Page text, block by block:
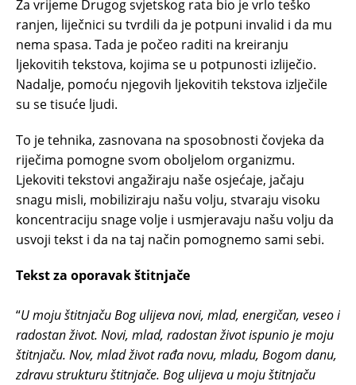
Za vrijeme Drugog svjetskog rata bio je vrlo teško
ranjen, liječnici su tvrdili da je potpuni invalid i da mu
nema spasa. Tada je počeo raditi na kreiranju
ljekovitih tekstova, kojima se u potpunosti izliječio.
Nadalje, pomoću njegovih ljekovitih tekstova izlječile
su se tisuće ljudi.
To je tehnika, zasnovana na sposobnosti čovjeka da
riječima pomogne svom oboljelom organizmu.
Ljekoviti tekstovi angažiraju naše osjećaje, jačaju
snagu misli, mobiliziraju našu volju, stvaraju visoku
koncentraciju snage volje i usmjeravaju našu volju da
usvoji tekst i da na taj način pomognemo sami sebi.
Tekst za oporavak štitnjače
“U moju štitnjaču Bog ulijeva novi, mlad, energičan, veseo i
radostan život. Novi, mlad, radostan život ispunio je moju
štitnjaču. Nov, mlad život rađa novu, mladu, Bogom danu,
zdravu strukturu štitnjače. Bog ulijeva u moju štitnjaču